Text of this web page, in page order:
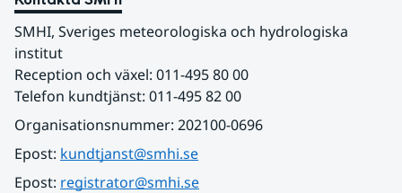
SMHI, Sveriges meteorologiska och hydrologiska
institut
Reception och växel: 011-495 80 00
Telefon kundtjänst: 011-495 82 00
Organisationsnummer: 202100-0696
Epost: kundtjanst@smhi.se
Epost: registrator@smhi.se